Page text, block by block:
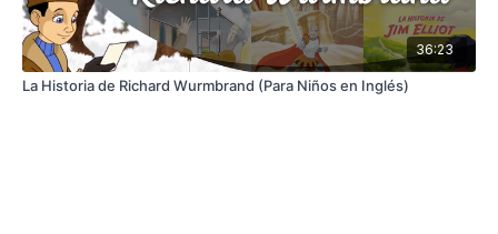
36:23
La Historia de Richard Wurmbrand (Para Niños en Inglés)